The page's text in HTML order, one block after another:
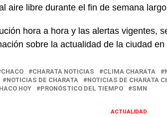
aire libre durante el fin de semana
hora a hora y las alertas vigentes,
sobre la actualidad de la ciudad en
CHACO CHARATA NOTICIAS CLIMA CHARATA
NOTICIAS DE CHARATA
NOTICIAS DE CHARATA
HOY
PRONÓSTICO DEL TIEMPO SMN
ACTUALIDAD